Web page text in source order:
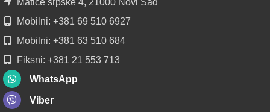
Matice srpske 4, 21000 Novi Sad
Mobilni: +381 69 510 6927
Mobilni: +381 63 510 684
Fiksni: +381 21 553 713
WhatsApp
Viber